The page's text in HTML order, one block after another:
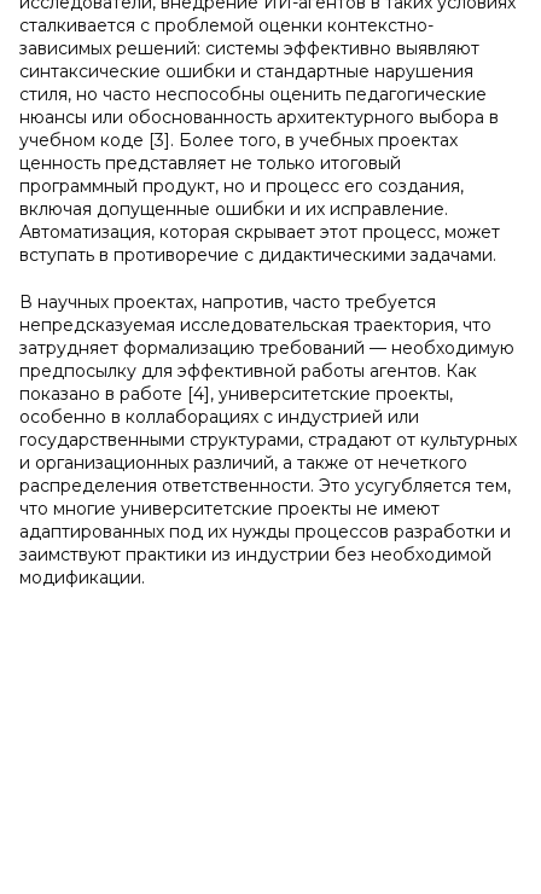
сталкивается с проблемой оценки контекстно-
зависимых решений: системы эффективно выявляют
синтаксические ошибки и стандартные нарушения
стиля, но часто неспособны оценить педагогические
нюансы или обоснованность архитектурного выбора в
учебном коде [3]. Более того, в учебных проектах
ценность представляет не только итоговый
программный продукт, но и процесс его создания,
включая допущенные ошибки и их исправление.
Автоматизация, которая скрывает этот процесс, может
вступать в противоречие с дидактическими задачами.
В научных проектах, напротив, часто требуется
непредсказуемая исследовательская траектория, что
затрудняет формализацию требований — необходимую
предпосылку для эффективной работы агентов. Как
показано в работе [4], университетские проекты,
особенно в коллаборациях с индустрией или
государственными структурами, страдают от культурных
и организационных различий, а также от нечеткого
распределения ответственности. Это усугубляется тем,
что многие университетские проекты не имеют
адаптированных под их нужды процессов разработки и
заимствуют практики из индустрии без необходимой
модификации.